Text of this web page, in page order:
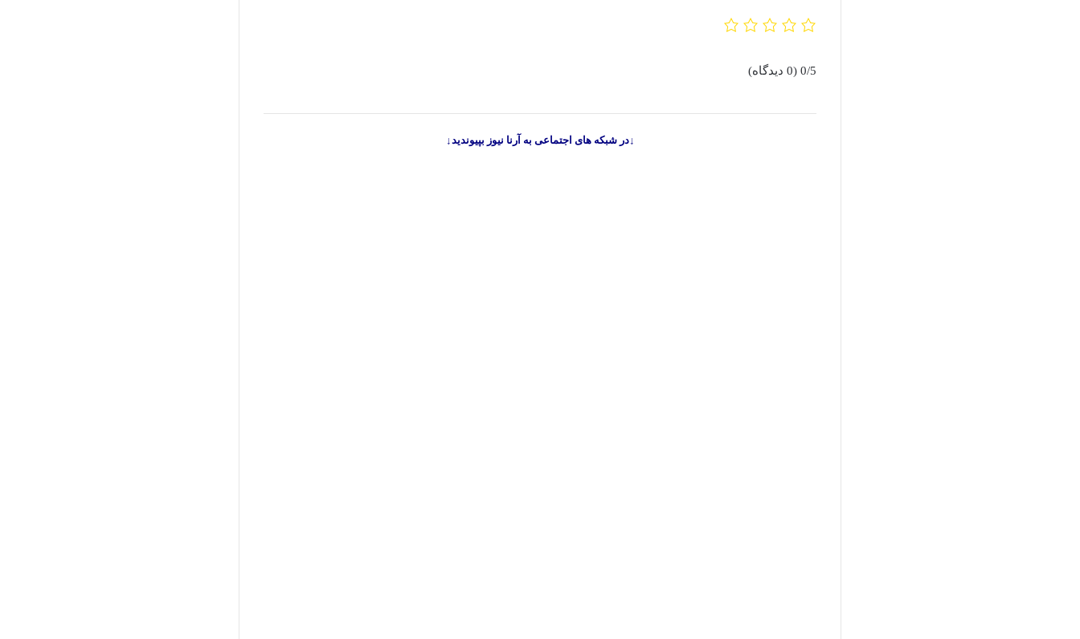
0/5 (0 دیدگاه)
↓در شبکه های اجتماعی به آرنا نیوز بپیوندید↓